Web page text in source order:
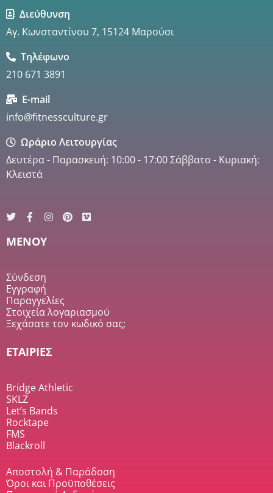
Διεύθυνση
Αγ. Κωνσταντίνου 7, 15124 Μαρούσι
Τηλέφωνο
210 671 3891
E-mail
info@fitnessculture.gr
Ωράριο Λειτουργίας
Δευτέρα - Παρασκευή: 10:00 - 17:00 Σάββατο - Κυριακή:
Κλειστά
MENOY
Σύνδεση
Εγγραφή
Παραγγελίες
Στοιχεία λογαριασμού
Ξεχάσατε τον κωδικό σας;
ΕΤΑΙΡΙΕΣ
Bridge Athletic
SKLZ
Let’s Bands
Rocktape
FMS
Blackroll
Αποστολή & Παράδοση
Όροι και Προϋποθέσεις